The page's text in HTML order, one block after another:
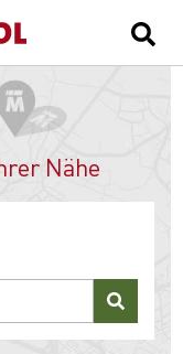
Nähe